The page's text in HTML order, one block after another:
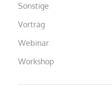
Sonstige
Vortrag
Webinar
Workshop